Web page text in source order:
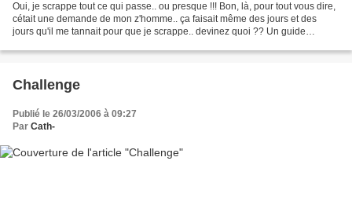
Oui, je scrappe tout ce qui passe.. ou presque !!! Bon, là, pour tout vous dire,
cétait une demande de mon z'homme.. ça faisait même des jours et des
jours qu'il me tannait pour que je scrappe.. devinez quoi ?? Un guide
Challenge
Publié le 26/03/2006 à 09:27
Par Cath-